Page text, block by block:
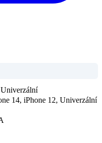
14, iPhone 12, Univerzální